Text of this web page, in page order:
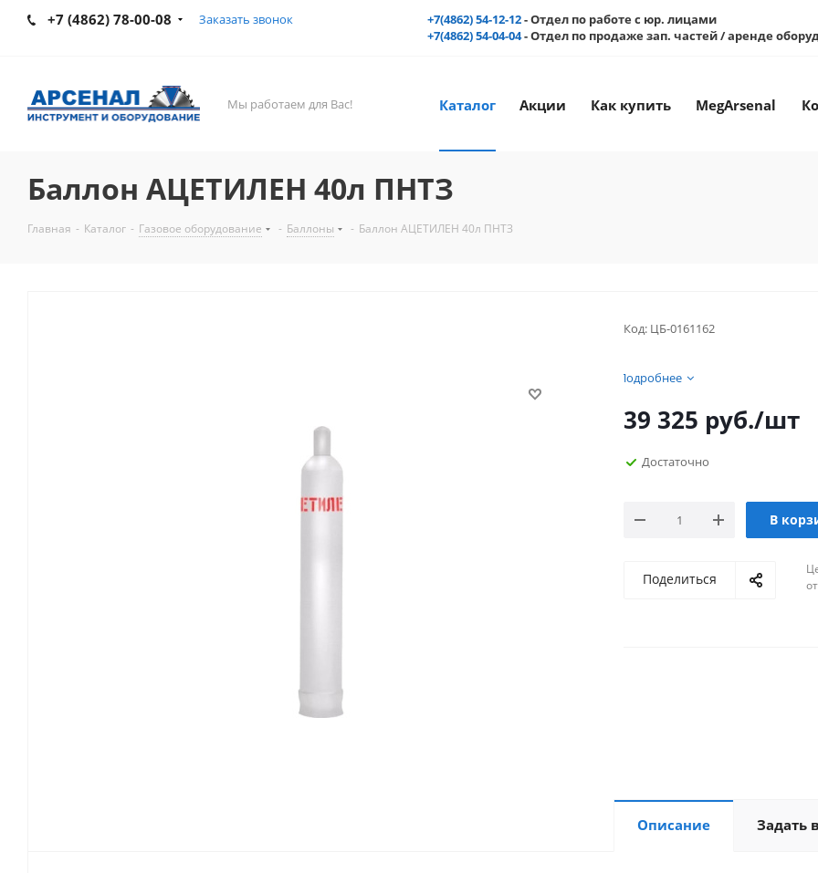
+7 (4862) 78-00-08 Заказать звонок +7(4862) 54-12-12- Отдел по работе с юр. лицами
+7(4862) 54-04-04- Отдел по продаже зап. частей / аренде
Мы работаем для Вас! Каталог Акции Как купить MegArsenal
Баллон АЦЕТИЛЕН 40л ПНТЗ
Главная - Каталог - Газовое оборудование - Баллоны - Баллон АЦЕТИЛЕН 40л ПНТЗ
Код: ЦБ-0161162
Подробнее
39 325 руб./шт
Достаточно
В
Поделиться
Описание Задать